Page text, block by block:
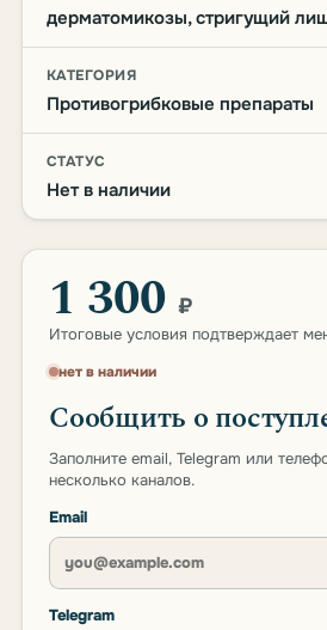
дерматомикозы, стригущий
КАТЕГОРИЯ
Противогрибковые препараты
СТАТУС
Нет в наличии
1 300 ₽
Итоговые условия подтверждает
нет в наличии
Сообщить о
Заполните email, Telegram или
несколько каналов.
Email
Telegram